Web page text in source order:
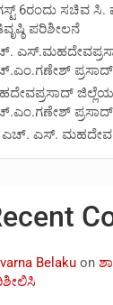
6ರಂದು ಸಚಿವ ಸಿ.
ಪರಿಶೀಲನೆ
ಪ್ರಸಾದ್
ಜಿಲ್ಲೆಯ
ಪ್ರಸಾದ್
ಎಚ್. ಎಸ್. ಮಹದೇವ
Belaku on